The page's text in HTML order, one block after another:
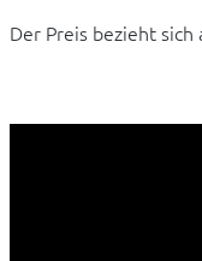
Der Preis bezieht